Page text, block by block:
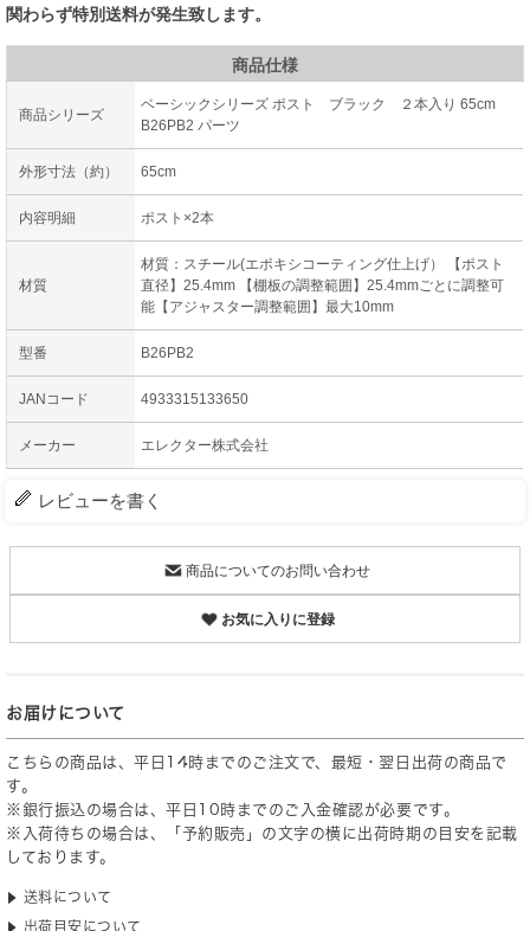
関わらず特別送料が発生致します。
商品仕様
商品シリーズ
ベーシックシリーズ ポスト ブラック ２本入り 65cm
B26PB2 パーツ
外形寸法（約） 65cm
内容明細 ポスト×2本
材質
材質：スチール(エポキシコーティング仕上げ） 【ポスト
直径】25.4mm 【棚板の調整範囲】25.4mmごとに調整可
能【アジャスター調整範囲】最大10mm
型番 B26PB2
JANコード 4933315133650
メーカー エレクター株式会社
レビューを書く
商品についてのお問い合わせ
お気に入りに登録